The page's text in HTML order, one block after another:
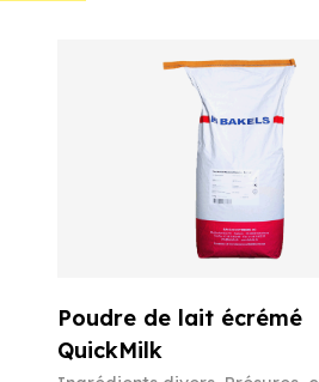
Poudre de lait écrémé
QuickMilk